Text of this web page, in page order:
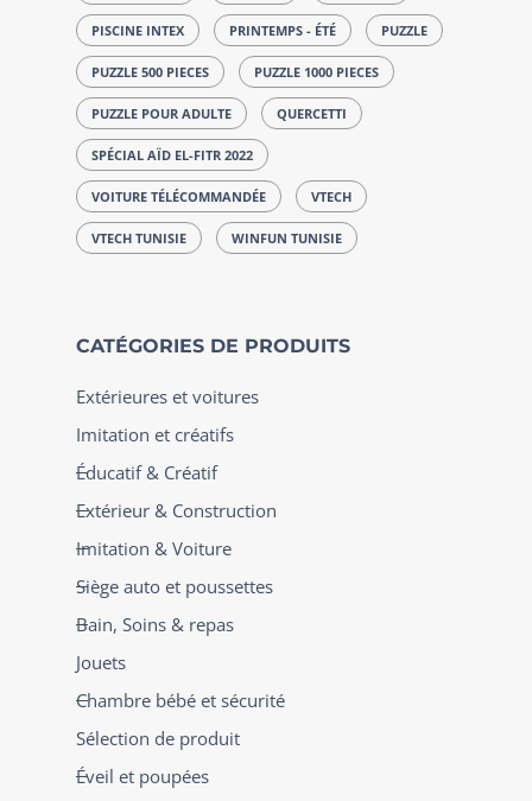
PISCINE INTEX PRINTEMPS - ÉTÉ PUZZLE
PUZZLE 500 PIECES PUZZLE 1000 PIECES
PUZZLE POUR ADULTE QUERCETTI
SPÉCIAL AÏD EL-FITR 2022
VOITURE TÉLÉCOMMANDÉE VTECH
VTECH TUNISIE WINFUN TUNISIE
CATÉGORIES DE PRODUITS
Extérieures et voitures
Imitation et créatifs
Éducatif & Créatif
Extérieur & Construction
Imitation & Voiture
Siège auto et poussettes
Bain, Soins & repas
Jouets
Chambre bébé et sécurité
Sélection de produit
Éveil et poupées